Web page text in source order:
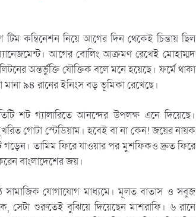
কম্বিনেশন নিয়ে আগের দিন থেকেই চিন্তায় ছিল
আগের বোলিং আক্রমণ রেখেই মোহাম্মদ
অন্তর্ভুক্তি যৌক্তিক বলে মনে হয়েছে। ফর্মে থাকা
৯৪ রানের ইনিংস বড় ভূমিকা রেখেছে।
শট গ্যালারিতে আনন্দের উপলক্ষ এনে দিয়েছে।
গোটা স্টেডিয়াম। হবেই বা না কেন! জয়ের নায়ক
গড়েন। তামিম ফিরে যাওয়ার পর মুশফিকও দ্রুত ফিরে
বাংলাদেশের জয়।
সামাজিক যোগাযোগ মাধ্যমে। মূলত বাতাস ও সবুজ
সেটা শুরুতেই বুঝিয়ে দিয়েছেন মাশরাফি। ৬ রানে